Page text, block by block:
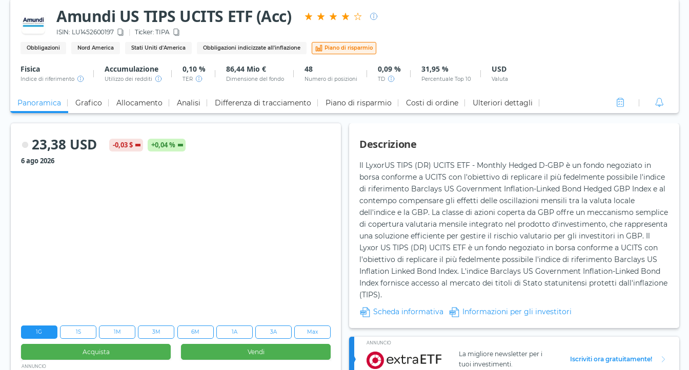
Amundi US TIPS UCITS ETF (Acc)
ISIN: LU1452600197 Ticker: TIPA
Obbligazioni Nord America Stati Uniti d'America Obbligazioni indicizzate all'inflazione Piano di risparmio
Fisica
Indice di riferimento
Accumulazione
Utilizzo dei redditi
0,10 %
TER
86,44 Mio €
Dimensione del fondo
48
Numero di posizioni
0,09 %
TD
31,95 %
Percentuale Top 10
USD
Valuta
Panoramica Grafico Allocamento Analisi Differenza di tracciamento Piano di risparmio Costi di ordine Ulteriori dettagli
23,38 USD -0,03 $
+0,04 %
6 ago 2026
1G 1S 1M 3M 6M 1A 3A Max
Acquista Vendi
ANNUNCIO
Descrizione
Il LyxorUS TIPS (DR) UCITS ETF - Monthly Hedged D-GBP è un fondo negoziato in
borsa conforme a UCITS con l'obiettivo di replicare il più fedelmente possibile l'indice
di riferimento Barclays US Government Inflation-Linked Bond Hedged GBP Index e al
contempo compensare gli effetti delle oscillazioni mensili tra la valuta locale
dell'indice e la GBP. La classe di azioni coperta da GBP offre un meccanismo semplice
di copertura valutaria mensile integrato nel prodotto d'investimento, che rappresenta
una soluzione efficiente per gestire il rischio valutario per gli investitori in GBP. Il
Lyxor US TIPS (DR) UCITS ETF è un fondo negoziato in borsa conforme a UCITS con
l'obiettivo di replicare il più fedelmente possibile l'indice di riferimento Barclays US
Inflation Linked Bond Index. L'indice Barclays US Government Inflation-Linked Bond
Index fornisce accesso al mercato dei titoli di Stato statunitensi protetti dall'inflazione
(TIPS).
Scheda informativa
Informazioni per gli investitori
ANNUNCIO
La migliore newsletter per i
tuoi investimenti.
Iscriviti ora gratuitamente!